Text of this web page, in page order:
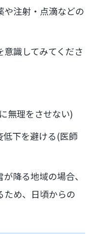
や注射・点滴などの
識してみてくださ
無理をさせない)
低下を避ける(医師
降る地域の場合、
ため、日頃からの